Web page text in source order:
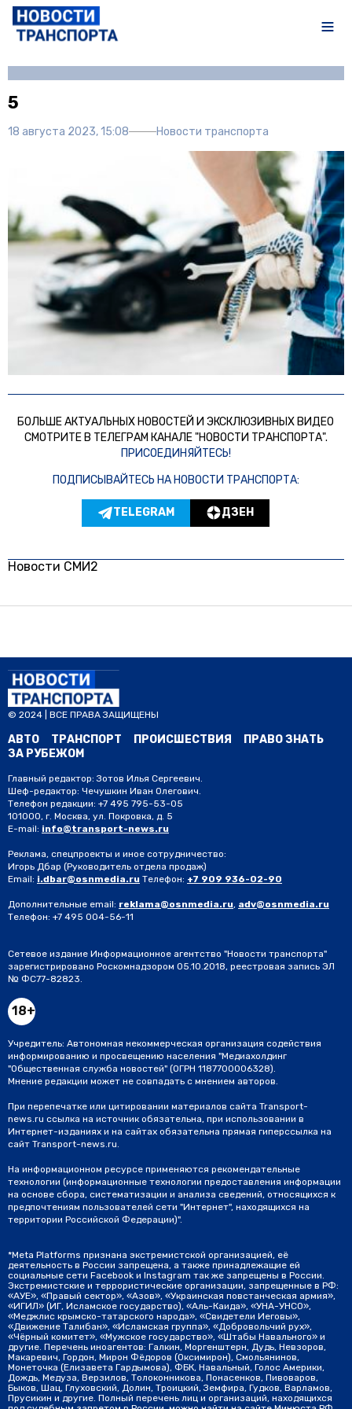
5
18 августа 2023, 15:08 Новости транспорта
БОЛЬШЕ АКТУАЛЬНЫХ НОВОСТЕЙ И ЭКСКЛЮЗИВНЫХ ВИДЕО
СМОТРИТЕ В ТЕЛЕГРАМ КАНАЛЕ "НОВОСТИ ТРАНСПОРТА".
ПРИСОЕДИНЯЙТЕСЬ!
ПОДПИСЫВАЙТЕСЬ НА НОВОСТИ ТРАНСПОРТА:
TELEGRAM ДЗЕН
Новости СМИ2
© 2024 | ВСЕ ПРАВА ЗАЩИЩЕНЫ
АВТО ТРАНСПОРТ ПРОИСШЕСТВИЯ
ПРАВО ЗНАТЬ
ЗА РУБЕЖОМ
Главный редактор: Зотов Илья Сергеевич.
Шеф-редактор: Чечушкин Иван Олегович.
Телефон редакции: +7 495 795-53-05
101000, г. Москва, ул. Покровка, д. 5
E-mail: info@transport-news.ru
Реклама, спецпроекты и иное сотрудничество:
Игорь Дбар (Руководитель отдела продаж)
Email: i.dbar@osnmedia.ru Телефон: +7 909 936-02-90
Дополнительные email: reklama@osnmedia.ru, adv@osnmedia.ru
Телефон: +7 495 004-56-11
Сетевое издание Информационное агентство "Новости транспорта"
зарегистрировано Роскомнадзором 05.10.2018, реестровая запись ЭЛ
№ ФС77-82823.
18+
Учредитель: Автономная некоммерческая организация содействия
информированию и просвещению населения "Медиахолдинг
"Общественная служба новостей" (ОГРН 1187700006328).
Мнение редакции может не совпадать с мнением авторов.
При перепечатке или цитировании материалов сайта Transport-
news.ru ссылка на источник обязательна, при использовании в
Интернет-изданиях и на сайтах обязательна прямая гиперссылка на
сайт Transport-news.ru.
На информационном ресурсе применяются рекомендательные
технологии (информационные технологии предоставления информации
на основе сбора, систематизации и анализа сведений, относящихся к
предпочтениям пользователей сети "Интернет", находящихся на
территории Российской Федерации)".
*Meta Platforms признана экстремистской организацией, её
деятельность в России запрещена, а также принадлежащие ей
социальные сети Facebook и Instagram так же запрещены в России.
Экстремистские и террористические организации, запрещенные в РФ:
«АУЕ», «Правый сектор», «Азов», «Украинская повстанческая армия»,
«ИГИЛ» (ИГ, Исламское государство), «Аль-Каида», «УНА-УНСО»,
«Меджлис крымско-татарского народа», «Свидетели Иеговы»,
«Движение Талибан», «Исламская группа», «Добровольчий рух»,
«Чёрный комитет», «Мужское государство», «Штабы Навального» и
другие. Перечень иноагентов: Галкин, Моргенштерн, Дудь, Невзоров,
Макаревич, Гордон, Мирон Фёдоров (Оксимирон), Смольянинов,
Монеточка (Елизавета Гардымова), ФБК, Навальный, Голос Америки,
Дождь, Медуза, Верзилов, Толоконникова, Понасенков, Пивоваров,
Быков, Шац, Глуховский, Долин, Троицкий, Земфира, Гудков, Варламов,
Прусикин и другие. Полный перечень лиц и организаций, находящихся